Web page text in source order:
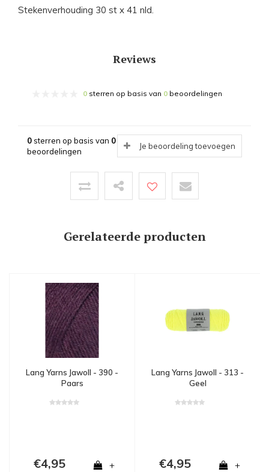
Stekenverhouding 30 st x 41 nld.
Reviews
0 sterren op basis van 0 beoordelingen
0sterren op basis van 0
beoordelingen
Je beoordeling toevoegen
Gerelateerde producten
Lang Yarns Jawoll - 390 -
Paars
€4,95 +
Lang Yarns Jawoll - 313 -
Geel
€4,95 +